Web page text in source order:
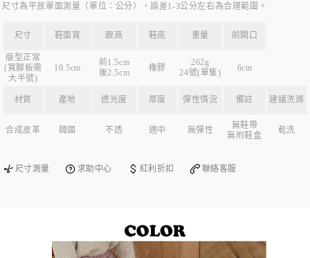
尺寸為平放單面測量（單位：公分），誤差1-3公分左右為合理範圍。
尺寸 鞋面寬 跟高 鞋底 重量 前開口
版型正常
(寬腳板需
大半號)
10.5cm
前1.5cm
後2.5cm
橡膠
262g
24號(單隻)
6cm
材質 產地 透光度 厚度 彈性情況 備註 建議洗滌
合成皮革 韓國 不透 適中 無彈性
無鞋帶
無附鞋盒
乾洗
尺寸測量 求助中心 紅利折扣 聯絡客服